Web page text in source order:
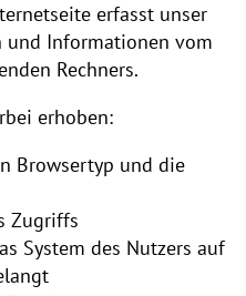
erfasst unser
und Informationen vom
Rechners.
erhoben:
Browsertyp und die
Zugriffs
System des Nutzers auf